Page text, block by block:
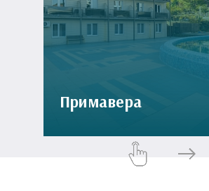
Примавера